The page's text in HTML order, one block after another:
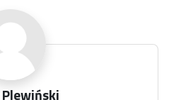
Plewiński